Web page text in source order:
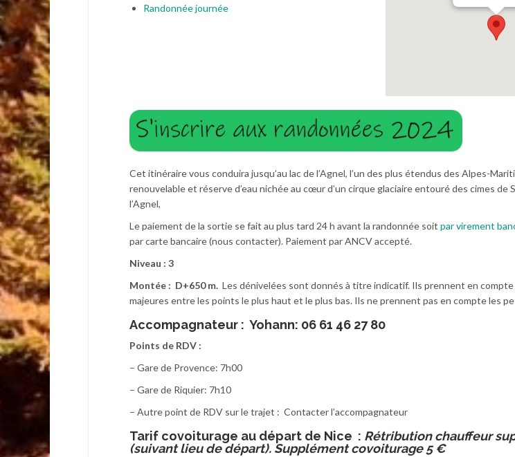
Randonnée journée
Cet itinéraire vous conduira jusqu’au lac de l’Agnel, l’un des plus étendus des Alpes-
renouvelable et réserve d’eau nichée au cœur d’un cirque glaciaire entouré des cimes de
l’Agnel,
Le paiement de la sortie se fait au plus tard 24 h avant la randonnée soit par virement
par carte bancaire (nous contacter). Paiement par ANCV accepté.
Niveau : 3
Montée : D+650 m. Les dénivelées sont donnés à titre indicatif. Ils prennent en
majeures entre les points le plus haut et le plus bas. Ils ne prennent pas en compte les
Accompagnateur : Yohann: 06 61 46 27 80
Points de RDV :
– Gare de Provence: 7h00
– Gare de Riquier: 7h10
– Autre point de RDV sur le trajet : Contacter l’accompagnateur
Tarif covoiturage au départ de Nice : Rétribution chauffeur
(suivant lieu de départ). Supplément covoiturage 5 €